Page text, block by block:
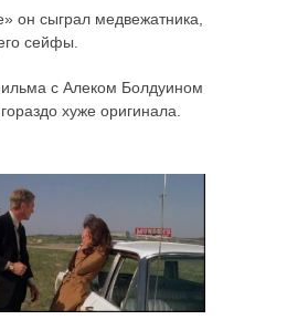
он сыграл медвежатника,
сейфы.
с Алеком Болдуином
хуже оригинала.